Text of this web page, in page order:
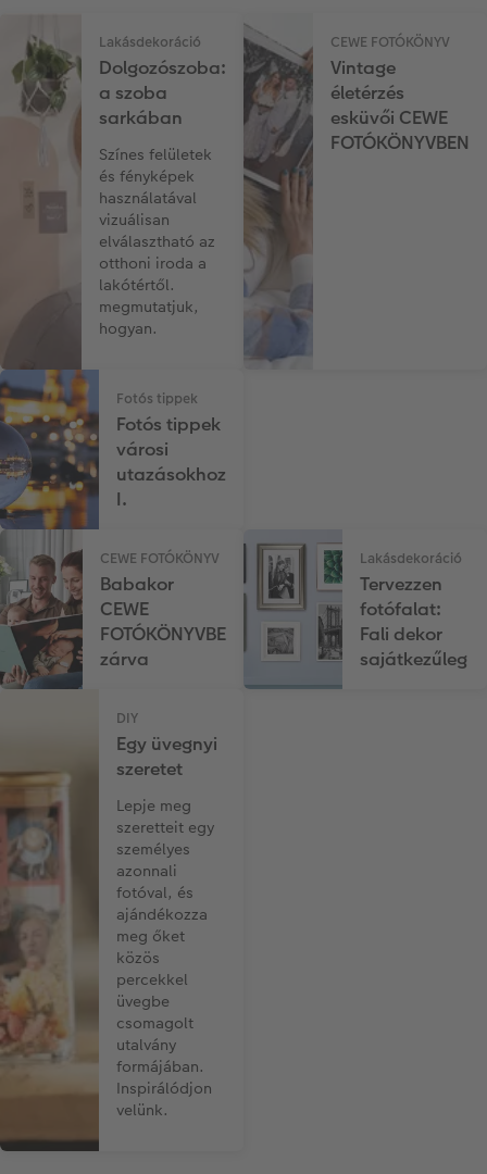
Lakásdekoráció
Dolgozószoba:
a szoba
sarkában
Színes felületek
és fényképek
használatával
vizuálisan
elválasztható az
otthoni iroda a
lakótértől.
megmutatjuk,
hogyan.
CEWE FOTÓKÖNYV
Vintage
életérzés
esküvői CEWE
FOTÓKÖNYVBEN
Fotós tippek
Fotós tippek
városi
utazásokhoz
I.
CEWE FOTÓKÖNYV
Babakor
CEWE
FOTÓKÖNYVBE
zárva
Lakásdekoráció
Tervezzen
fotófalat:
Fali dekor
sajátkezűleg
DIY
Egy üvegnyi
szeretet
Lepje meg
szeretteit egy
személyes
azonnali
fotóval, és
ajándékozza
meg őket
közös
percekkel
üvegbe
csomagolt
utalvány
formájában.
Inspirálódjon
velünk.